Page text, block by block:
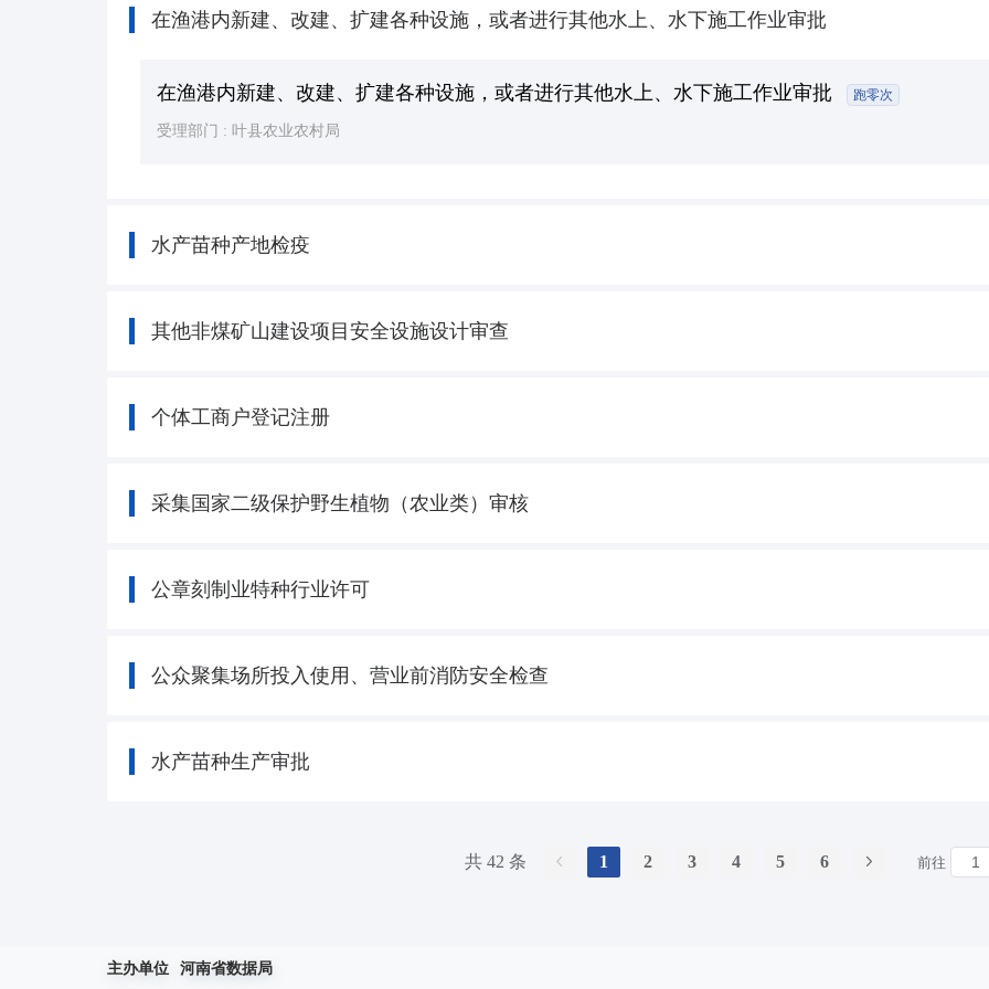
在渔港内新建、改建、扩建各种设施，或者进行其他水上、水下施工作业审批
在渔港内新建、改建、扩建各种设施，或者进行其他水上、水下施工作业审批 跑零次
受理部门 : 叶县农业农村局
水产苗种产地检疫
其他非煤矿山建设项目安全设施设计审查
个体工商户登记注册
采集国家二级保护野生植物（农业类）审核
公章刻制业特种行业许可
公众聚集场所投入使用、营业前消防安全检查
水产苗种生产审批
共 42 条 1 2 3 4 5 6 前往
主办单位 河南省数据局